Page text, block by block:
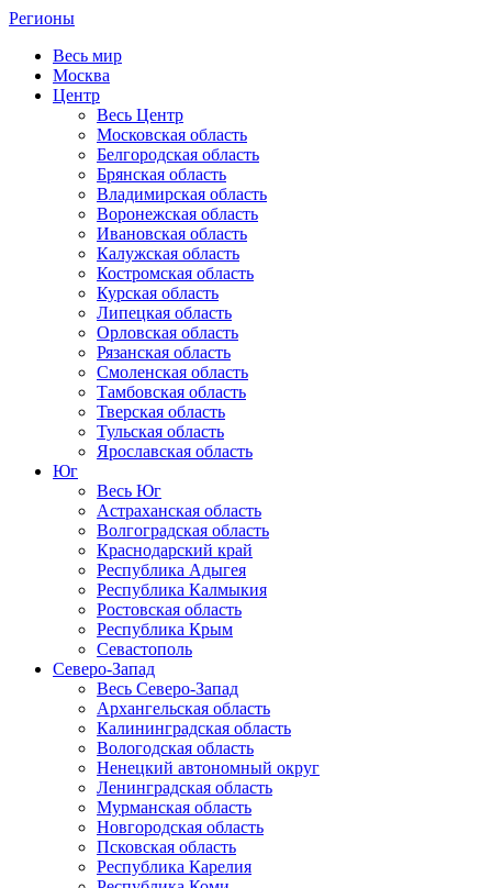
Регионы
Весь мир
Москва
Центр
Весь Центр
Московская область
Белгородская область
Брянская область
Владимирская область
Воронежская область
Ивановская область
Калужская область
Костромская область
Курская область
Липецкая область
Орловская область
Рязанская область
Смоленская область
Тамбовская область
Тверская область
Тульская область
Ярославская область
Юг
Весь Юг
Астраханская область
Волгоградская область
Краснодарский край
Республика Адыгея
Республика Калмыкия
Ростовская область
Республика Крым
Севастополь
Северо-Запад
Весь Северо-Запад
Архангельская область
Калининградская область
Вологодская область
Ненецкий автономный округ
Ленинградская область
Мурманская область
Новгородская область
Псковская область
Республика Карелия